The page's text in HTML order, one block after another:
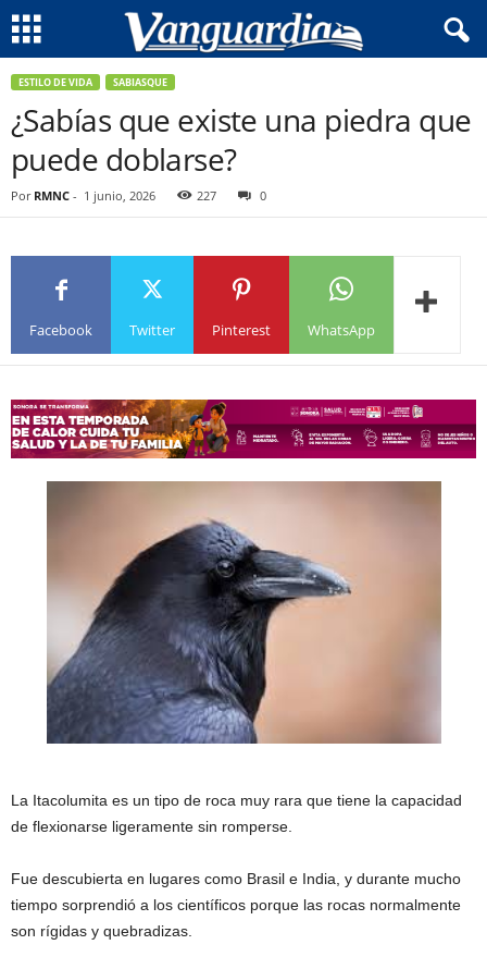
ESTILO DE VIDA SABIASQUE
¿Sabías que existe una piedra que
puede doblarse?
Por RMNC - 1 junio, 2026 227 0
Facebook Twitter Pinterest WhatsApp
La Itacolumita es un tipo de roca muy rara que tiene la capacidad
de flexionarse ligeramente sin romperse.
Fue descubierta en lugares como Brasil e India, y durante mucho
tiempo sorprendió a los científicos porque las rocas normalmente
son rígidas y quebradizas.